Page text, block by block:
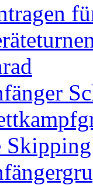
Skipping